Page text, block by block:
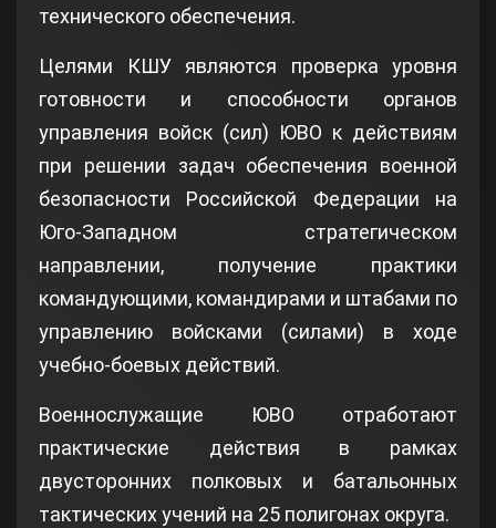
технического обеспечения.
Целями КШУ являются проверка уровня
готовности и способности органов
управления войск (сил) ЮВО к действиям
при решении задач обеспечения военной
безопасности Российской Федерации на
Юго-Западном стратегическом
направлении, получение практики
командующими, командирами и штабами по
управлению войсками (силами) в ходе
учебно-боевых действий.
Военнослужащие ЮВО отработают
практические действия в рамках
двусторонних полковых и батальонных
тактических учений на 25 полигонах округа.